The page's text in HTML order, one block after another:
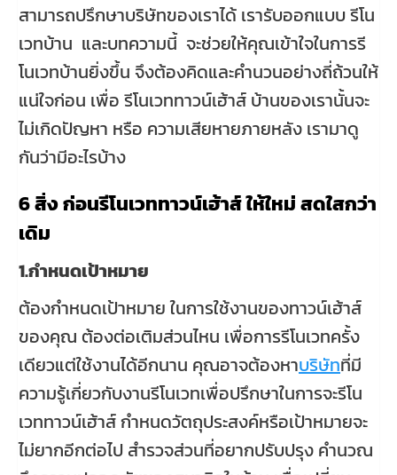
สามารถปรึกษาบริษัทของเราได้ เรารับออกแบบ รีโน
เวทบ้าน และบทความนี้ จะช่วยให้คุณเข้าใจในการรี
โนเวทบ้านยิ่งขึ้น จึงต้องคิดและคำนวนอย่างถี่ถ้วนให้
แน่ใจก่อน เพื่อ รีโนเวททาวน์เฮ้าส์ บ้านของเรานั้นจะ
ไม่เกิดปัญหา หรือ ความเสียหายภายหลัง เรามาดู
กันว่ามีอะไรบ้าง
6 สิ่ง ก่อนรีโนเวททาวน์เฮ้าส์ ให้ใหม่ สดใสกว่า
เดิม
1.กำหนดเป้าหมาย
ต้องกำหนดเป้าหมาย ในการใช้งานของทาวน์เฮ้าส์
ของคุณ ต้องต่อเติมส่วนไหน เพื่อการรีโนเวทครั้ง
เดียวแต่ใช้งานได้อีกนาน คุณอาจต้องหาบริษัทที่มี
ความรู้เกี่ยวกับงานรีโนเวทเพื่อปรึกษาในการจะรีโน
เวททาวน์เฮ้าส์ กำหนดวัตถุประสงค์หรือเป้าหมายจะ
ไม่ยากอีกต่อไป สำรวจส่วนที่อยากปรับปรุง คำนวณ